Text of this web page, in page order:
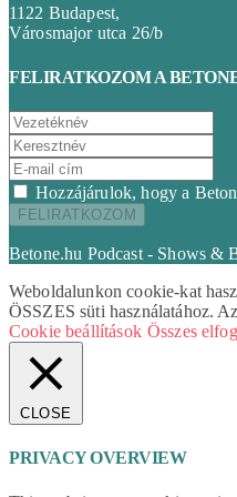
1122 Budapest,
Városmajor utca 26/b
FELIRATKOZOM A
Hozzájárulok, hogy a
Betone.hu Podcast - Shows &
Weboldalunkon cookie-kat
ÖSSZES süti használatához.
Cookie beállítások Összes
CLOSE
PRIVACY OVERVIEW